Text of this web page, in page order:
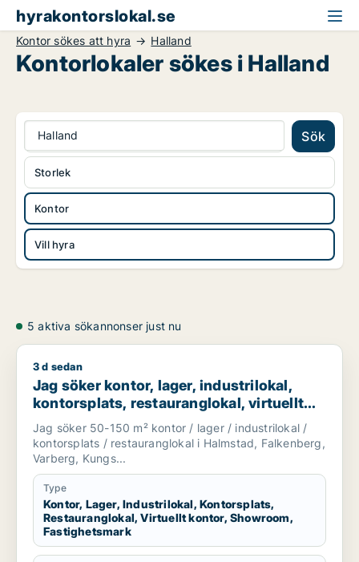
hyrakontorslokal.se
Kontor sökes att hyra Halland
Kontorlokaler sökes i Halland
Halland Sök
Kontor
Vill hyra
Storlek
5 aktiva sökannonser just nu
Jag söker kontor, lager, industrilokal, kontorsplats,
3 d sedan
Jag söker kontor, lager, industrilokal,
kontorsplats, restauranglokal, virtuellt
kontor, showroom eller fastighetsmark
för uthyrning i Halmstad, Falkenberg eller
Varberg m.fl.
Jag söker 50-150 m² kontor / lager / industrilokal /
kontorsplats / restauranglokal i Halmstad, Falkenberg,
Varberg, Kungs...
Type
Kontor, Lager, Industrilokal, Kontorsplats,
Restauranglokal, Virtuellt kontor, Showroom,
Fastighetsmark